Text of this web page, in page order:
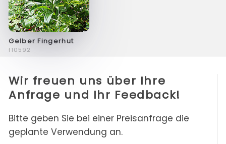
Gelber Fingerhut
f10592
Wir freuen uns über Ihre
Anfrage und Ihr Feedback!
Bitte geben Sie bei einer Preisanfrage die
geplante Verwendung an.